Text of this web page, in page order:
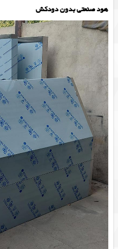
هود صنعتی بدون دودکش